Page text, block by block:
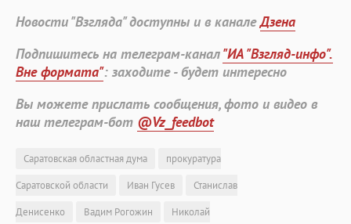
Новости "Взгляда" доступны и в каналеДзена
Подпишитесь на телеграм-канал"ИА "Взгляд-инфо".
Вне формата": заходите - будет интересно
Вы можете прислать сообщения, фото и видео в
наш телеграм-бот @Vz_feedbot
Саратовская областная дума
прокуратура
Саратовской области
Иван Гусев
Станислав
Денисенко
Вадим Рогожин
Николай